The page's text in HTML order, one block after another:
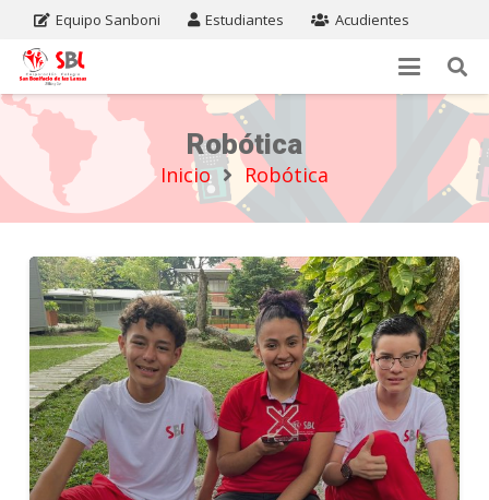
Equipo Sanboni Estudiantes Acudientes
Robótica
Inicio Robótica